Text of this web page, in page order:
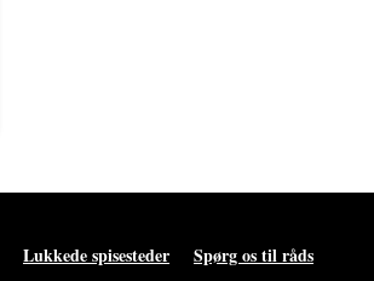
Lukkede spisesteder Spørg os til råds